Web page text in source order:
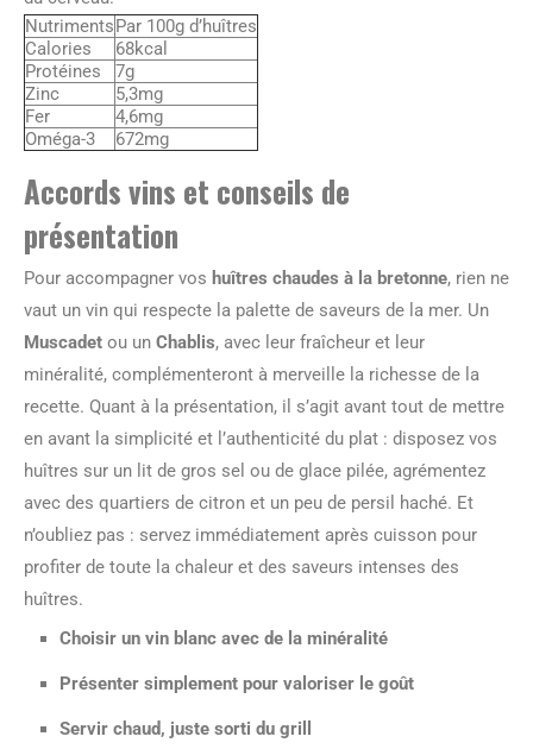
NutrimentsPar 100g d’huîtres
Calories
68kcal
Protéines
7g
Zinc
5,3mg
Fer
4,6mg
Oméga-3
672mg
Accords vins et conseils de
présentation
Pour accompagner vos huîtres chaudes à la bretonne, rien ne
vaut un vin qui respecte la palette de saveurs de la mer. Un
Muscadet ou un Chablis, avec leur fraîcheur et leur
minéralité, complémenteront à merveille la richesse de la
recette. Quant à la présentation, il s’agit avant tout de mettre
en avant la simplicité et l’authenticité du plat : disposez vos
huîtres sur un lit de gros sel ou de glace pilée, agrémentez
avec des quartiers de citron et un peu de persil haché. Et
n’oubliez pas : servez immédiatement après cuisson pour
profiter de toute la chaleur et des saveurs intenses des
huîtres.
Choisir un vin blanc avec de la minéralité
Présenter simplement pour valoriser le goût
Servir chaud, juste sorti du grill